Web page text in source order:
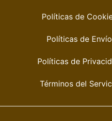
Políticas de
Políticas de Envío
Políticas de
Términos del